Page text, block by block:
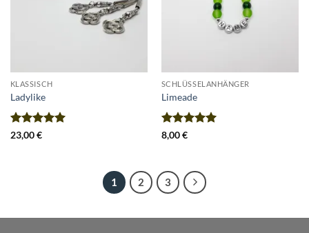
KLASSISCH
Ladylike
Bewertet
23,00€
SCHLÜSSELANHÄNGER
Limeade
Bewertet
8,00€
1 2 3